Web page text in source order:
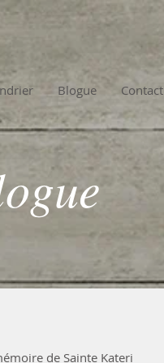
Blogue Contact
de Sainte Kateri